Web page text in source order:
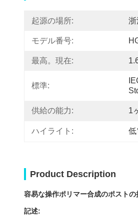
起源の場所: 浙
モデル番号:
最高。現在:
標準:
供給の能力: 1
ハイライト: 低
Product Description
容易な操作ポリマー合成のポスト
記述: